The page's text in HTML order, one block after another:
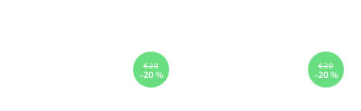
€20
–20 %
€20
–20 %